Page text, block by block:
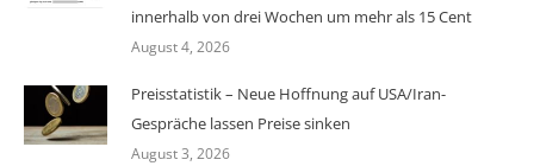
innerhalb von drei Wochen um mehr als 15 Cent
August 4, 2026
Preisstatistik – Neue Hoffnung auf USA/Iran-
Gespräche lassen Preise sinken
August 3, 2026